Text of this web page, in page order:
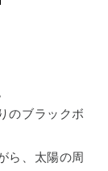
のブラックボ
ら、太陽の周